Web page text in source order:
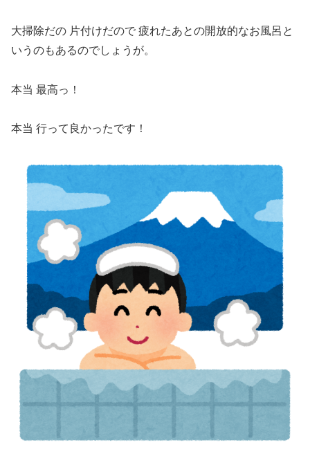
大掃除だの 片付けだので 疲れたあとの開放的なお風呂と
いうのもあるのでしょうが。
本当 最高っ！
本当 行って良かったです！